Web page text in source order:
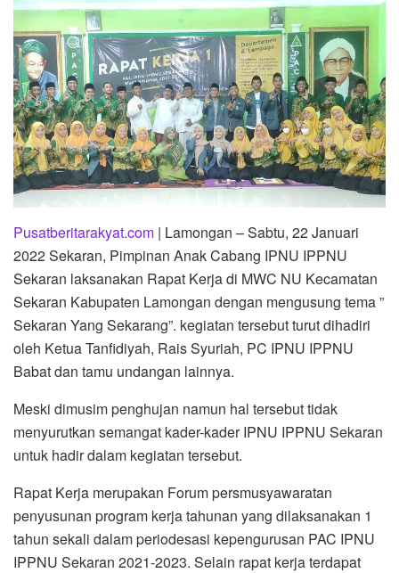
Pusatberitarakyat.com | Lamongan – Sabtu, 22 Januari
2022 Sekaran, Pimpinan Anak Cabang IPNU IPPNU
Sekaran laksanakan Rapat Kerja di MWC NU Kecamatan
Sekaran Kabupaten Lamongan dengan mengusung tema ”
Sekaran Yang Sekarang”. kegiatan tersebut turut dihadiri
oleh Ketua Tanfidiyah, Rais Syuriah, PC IPNU IPPNU
Babat dan tamu undangan lainnya.
Meski dimusim penghujan namun hal tersebut tidak
menyurutkan semangat kader-kader IPNU IPPNU Sekaran
untuk hadir dalam kegiatan tersebut.
Rapat Kerja merupakan Forum persmusyawaratan
penyusunan program kerja tahunan yang dilaksanakan 1
tahun sekali dalam periodesasi kepengurusan PAC IPNU
IPPNU Sekaran 2021-2023. Selain rapat kerja terdapat